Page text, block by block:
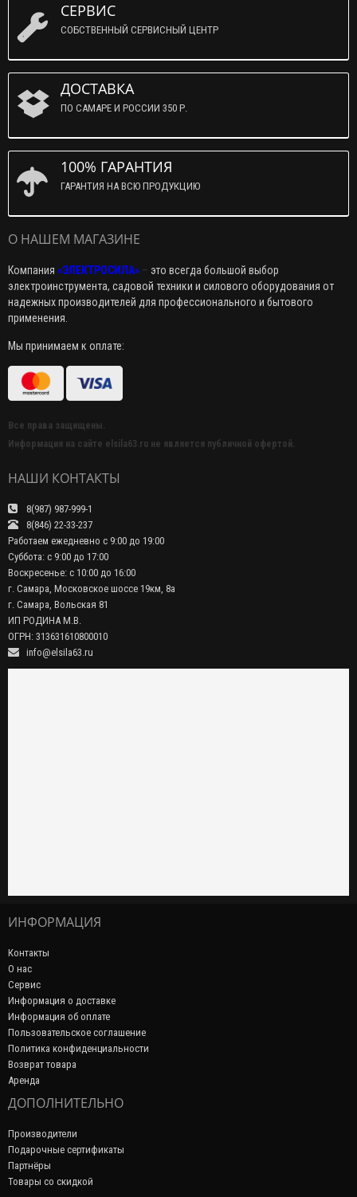
СЕРВИС
СОБСТВЕННЫЙ СЕРВИСНЫЙ ЦЕНТР
ДОСТАВКА
ПО САМАРЕ И РОССИИ 350 Р.
100% ГАРАНТИЯ
ГАРАНТИЯ НА ВСЮ ПРОДУКЦИЮ
О НАШЕМ МАГАЗИНЕ
Компания «ЭЛЕКТРОСИЛА» – это всегда большой выбор
электроинструмента, садовой техники и силового оборудования от
надежных производителей для профессионального и бытового
применения.
Мы принимаем к оплате:
Все права защищены.
Информация на сайте elsila63.ru не является публичной офертой.
НАШИ КОНТАКТЫ
8(987) 987-999-1
8(846) 22-33-237
Работаем ежедневно с 9:00 до 19:00
Суббота: с 9:00 до 17:00
Воскресенье: с 10:00 до 16:00
г. Самара, Московское шоссе 19км, 8а
г. Самара, Вольская 81
ИП РОДИНА М.В.
ОГРН: 313631610800010
info@elsila63.ru
ИНФОРМАЦИЯ
Контакты
О нас
Сервис
Информация о доставке
Информация об оплате
Пользовательское соглашение
Политика конфиденциальности
Возврат товара
Аренда
ДОПОЛНИТЕЛЬНО
Производители
Подарочные сертификаты
Партнёры
Товары со скидкой